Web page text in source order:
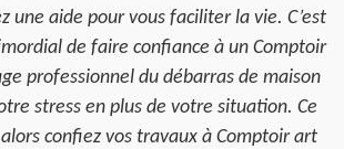
une aide pour vous faciliter la vie. C’est
de faire confiance à un Comptoir
professionnel du débarras de maison
stress en plus de votre situation. Ce
alors confiez vos travaux à Comptoir art